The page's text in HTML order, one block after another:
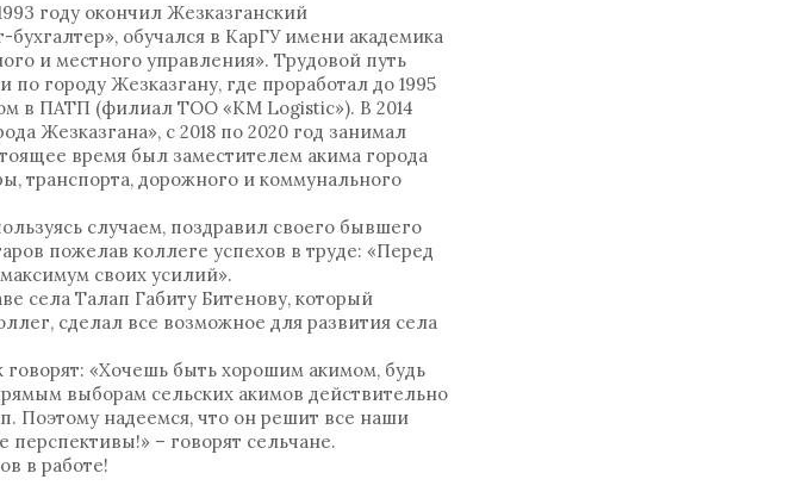
году окончил Жезказганский
обучался в КарГУ имени академика
и местного управления». Трудовой путь
городу Жезказгану, где проработал до 1995
в ПАТП (филиал ТОО «КМ Logistic»). В 2014
Жезказгана», с 2018 по 2020 год занимал
время был заместителем акима города
транспорта, дорожного и коммунального
случаем, поздравил своего бывшего
пожелав коллеге успехов в труде: «Перед
своих усилий».
села Талап Габиту Битенову, который
сделал все возможное для развития села
«Хочешь быть хорошим акимом, будь
выборам сельских акимов действительно
Поэтому надеемся, что он решит все наши
– говорят сельчане.
в работе!